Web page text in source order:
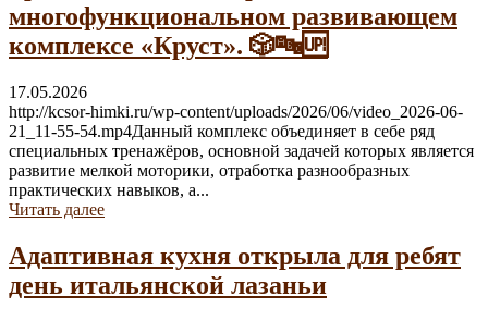
многофункциональном развивающем
комплексе «Круст». 🎲🔤🆙
17.05.2026
http://kcsor-himki.ru/wp-content/uploads/2026/06/video_2026-06-
21_11-55-54.mp4Данный комплекс объединяет в себе ряд
специальных тренажёров, основной задачей которых является
развитие мелкой моторики, отработка разнообразных
практических навыков, а...
Читать далее
Адаптивная кухня открыла для ребят
день итальянской лазаньи